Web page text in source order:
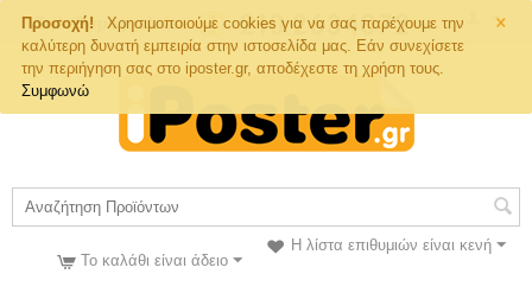
×
Προσοχή!
Χρησιμοποιούμε cookies για να σας παρέχουμε την
καλύτερη δυνατή εμπειρία στην ιστοσελίδα μας. Εάν συνεχίσετε
την περιήγηση σας στο iposter.gr, αποδέχεστε τη χρήση τους.
Συμφωνώ
Τηλ. Παραγγελιών
Η λίστα επιθυμιών είναι κενή
Το καλάθι είναι άδειο